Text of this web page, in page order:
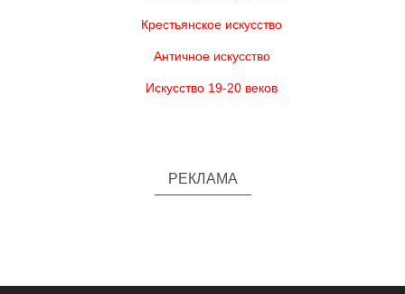
Крестьянское искусство
Античное искусство
Искусство 19-20 веков
РЕКЛАМА